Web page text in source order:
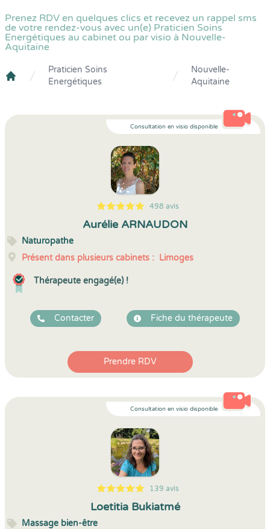
Prenez RDV en quelques clics et recevez un rappel sms
de votre rendez-vous avec un(e) Praticien Soins
Energétiques au cabinet ou par visio à Nouvelle-
Aquitaine
Crenolibre
Praticien Soins
Energétiques
Nouvelle-
Aquitaine
Consultation en visio disponible
5
1
5
498 498 avis
Aurélie ARNAUDON
Naturopathe
Présent dans plusieurs cabinets : Limoges
Thérapeute engagé(e) !
Contacter Fiche du thérapeute
Prendre RDV
Consultation en visio disponible
5
1
5
139 139 avis
Loetitia Bukiatmé
Massage bien-être